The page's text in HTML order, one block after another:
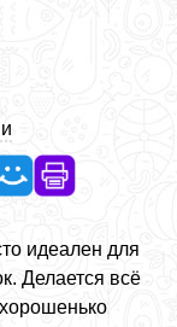
идеален для
Делается всё